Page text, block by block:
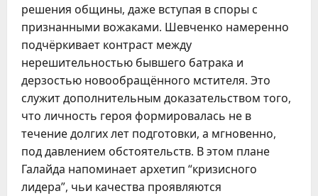
решения общины, даже вступая в споры с
признанными вожаками. Шевченко намеренно
подчёркивает контраст между
нерешительностью бывшего батрака и
дерзостью новообращённого мстителя. Это
служит дополнительным доказательством того,
что личность героя формировалась не в
течение долгих лет подготовки, а мгновенно,
под давлением обстоятельств. В этом плане
Галайда напоминает архетип “кризисного
лидера”, чьи качества проявляются